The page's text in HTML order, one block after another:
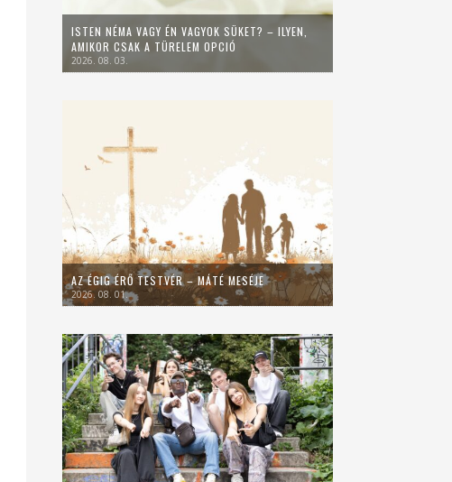
ISTEN NÉMA VAGY ÉN VAGYOK SÜKET? – ILYEN,
AMIKOR CSAK A TÜRELEM OPCIÓ
2026. 08. 03.
AZ ÉGIG ÉRŐ TESTVÉR – MÁTÉ MESÉJE
2026. 08. 01.